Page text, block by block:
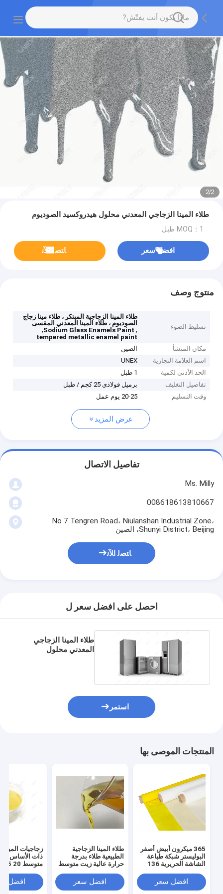
2
/
2
طلاء المينا الزجاجي المعدني محلول هيدروكسيد الصوديوم
MOQ：1 طبل
افضل سعر ﺎﺘﺼﻟ ﺍﻶﻧ
منتوج وصف
تسليط الضوء
طلاء المينا الزجاجية المبتكر ، طلاء مينا زجاج
الصوديوم ، طلاء المينا المعدني المقسى
,
Sodium Glass Enamels Paint
,
tempered metallic enamel paint
مكان المنشأ
الصين
اسم العلامة التجارية
UNEX
الحد الأدنى لكمية
1 طبل
تفاصيل التغليف
برميل فولاذي 25 كجم / طبل
وقت التسليم
20-25 يوم عمل
عرض المزيد
تفاصيل الاتصال
Ms. Milly
008618613810667
No 7 Tengren Road، Niulanshan Industrial Zone،
Shunyi District، Beijing، الصين
ﺎﺘﺼﻟ ﺍﻶﻧ
احصل على افضل سعر ل
طلاء المينا الزجاجي
المعدني محلول
استمر
المنتجات الموصى بها
365 ميكرون أبيض أصفر
البوليستر شبكة طباعة
الشاشة الحريرية 136
افضل سعر
طلاء المينا الزجاجية
الطبيعية طلاء بدرجة
حرارة عالية زيت متوسط
افضل سعر
زجاجيات المينا
ذات الأساس
متوسط ​​20 25
افضل